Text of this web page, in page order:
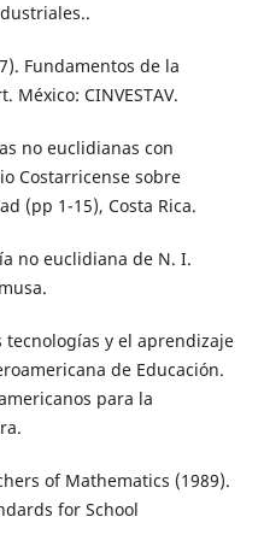
Fundamentos de la
CINVESTAV.
no euclidianas con
Costarricense sobre
(pp 1-15), Costa Rica.
no euclidiana de N. I.
tecnologías y el aprendizaje
de Educación.
para la
of Mathematics (1989).
for School